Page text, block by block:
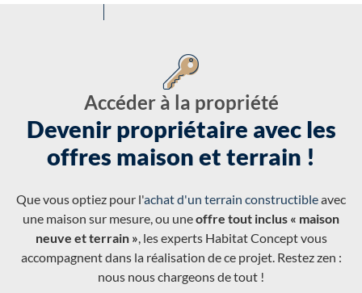
Accéder à la propriété
Devenir propriétaire avec les
offres maison et terrain !
Que vous optiez pour l'achat d'un terrain constructibleavec
une maison sur mesure, ou uneoffre tout inclus « maison
neuve et terrain », les experts Habitat Concept vous
accompagnent dans la réalisation de ce projet. Restez zen :
nous nous chargeons de tout !